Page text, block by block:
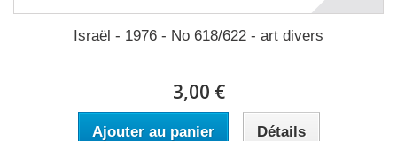
Israël - 1976 - No 618/622 - art divers
3,00 €
Ajouter au panier Détails